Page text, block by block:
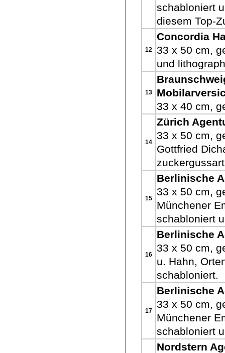
schabloniert
diesem Top-
12
Concordia
33 x 50 cm,
und
13
33 x 40 cm,
14
Zürich
33 x 50 cm,
Gottfried
15
Berlinische
33 x 50 cm,
Münchener
schabloniert
16
Berlinische
33 x 50 cm,
u. Hahn,
schabloniert.
17
Berlinische
33 x 50 cm,
Münchener
schabloniert
Nordstern